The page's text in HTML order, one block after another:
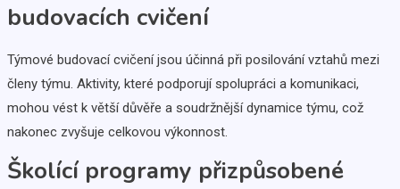
budovacích cvičení
Týmové budovací cvičení jsou účinná při posilování vztahů mezi
členy týmu. Aktivity, které podporují spolupráci a komunikaci,
mohou vést k větší důvěře a soudržnější dynamice týmu, což
nakonec zvyšuje celkovou výkonnost.
Školící programy přizpůsobené